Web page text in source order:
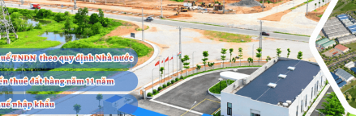
văn, đã trở thành phong trào lớn của xã hội hiện nay và trở thành
hoạt động thường niên của VPID. Bài: Đỗ Giáp - Ảnh: Công đoàn
VPID
khu công nghiệp tỉnh Vĩnh Phúc và Công đoàn Công ty cổ phần
phát triển hạ tầng Vĩnh Phúc (VPID) tổ chức giải bóng đá nam
(7 người) tranh cúp tam hùng TIM CUP. Các đội bóng tham dự giải
bóng đá giao hữu nam (sân bóng 7 người) Giải đấu có 3 đội bóng
tham dự gồm đội Vụ quản lý các khu kinh tế, đội Ban quản lý các